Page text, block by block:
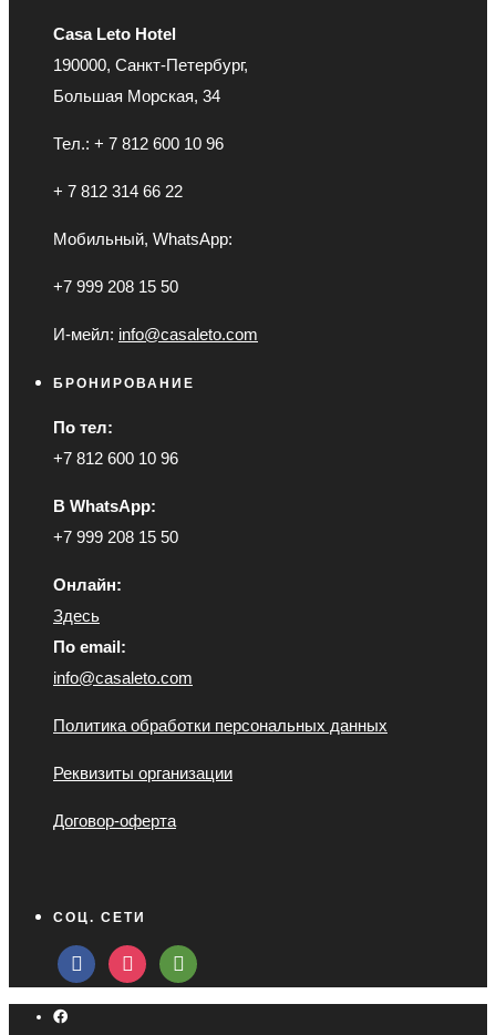
Casa Leto Hotel
190000, Санкт-Петербург,
Большая Морская, 34
Тел.: + 7 812 600 10 96
+ 7 812 314 66 22
Мобильный, WhatsApp:
+7 999 208 15 50
И-мейл: info@casaleto.com
БРОНИРОВАНИЕ
По тел:
+7 812 600 10 96
В WhatsApp:
+7 999 208 15 50
Онлайн:
Здесь
По email:
info@casaleto.com
Политика обработки персональных данных
Реквизиты организации
Договор-оферта
СОЦ. СЕТИ
facebookinstagramtripadvisor